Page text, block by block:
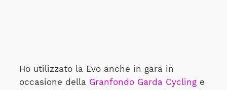
Ho utilizzato la Evo anche in gara in
occasione della Granfondo Garda Cyclinge